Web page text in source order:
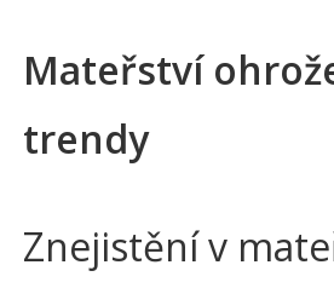
Mateřství
trendy
Znejistění v